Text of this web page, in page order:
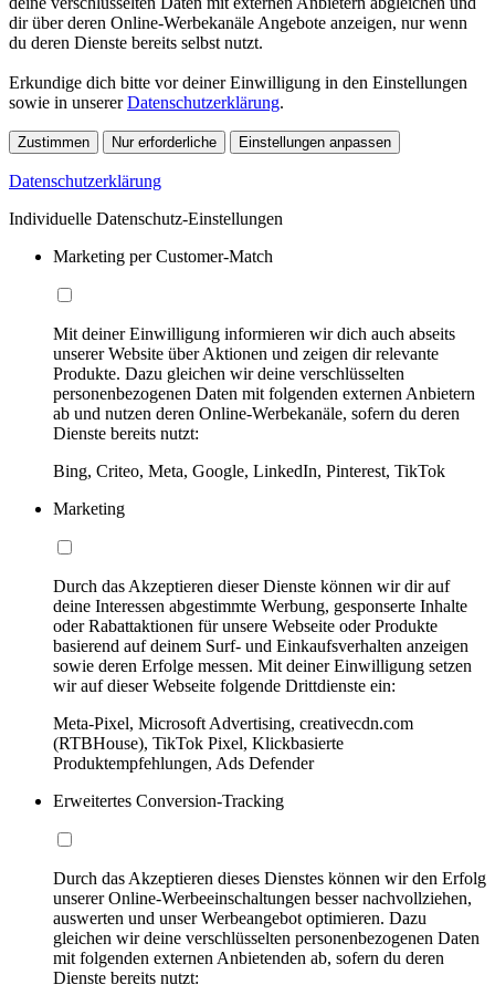
dir über deren Online-Werbekanäle Angebote anzeigen, nur wenn
du deren Dienste bereits selbst nutzt.
Erkundige dich bitte vor deiner Einwilligung in den Einstellungen
sowie in unsererDatenschutzerklärung.
Zustimmen Nur erforderliche Einstellungen anpassen
Datenschutzerklärung
Individuelle Datenschutz-Einstellungen
Marketing per Customer-Match
Mit deiner Einwilligung informieren wir dich auch abseits
unserer Website über Aktionen und zeigen dir relevante
Produkte. Dazu gleichen wir deine verschlüsselten
personenbezogenen Daten mit folgenden externen Anbietern
ab und nutzen deren Online-Werbekanäle, sofern du deren
Dienste bereits nutzt:
Bing, Criteo, Meta, Google, LinkedIn, Pinterest, TikTok
Marketing
Durch das Akzeptieren dieser Dienste können wir dir auf
deine Interessen abgestimmte Werbung, gesponserte Inhalte
oder Rabattaktionen für unsere Webseite oder Produkte
basierend auf deinem Surf- und Einkaufsverhalten anzeigen
sowie deren Erfolge messen. Mit deiner Einwilligung setzen
wir auf dieser Webseite folgende Drittdienste ein:
Meta-Pixel, Microsoft Advertising, creativecdn.com
(RTBHouse), TikTok Pixel, Klickbasierte
Produktempfehlungen, Ads Defender
Erweitertes Conversion-Tracking
Durch das Akzeptieren dieses Dienstes können wir den Erfolg
unserer Online-Werbeeinschaltungen besser nachvollziehen,
auswerten und unser Werbeangebot optimieren. Dazu
gleichen wir deine verschlüsselten personenbezogenen Daten
mit folgenden externen Anbietenden ab, sofern du deren
Dienste bereits nutzt: